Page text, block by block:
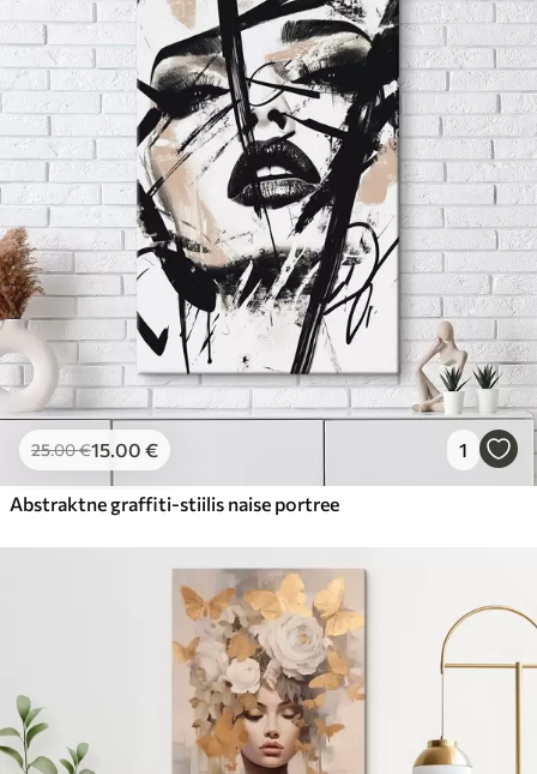
25.00€15.00 € 1
Abstraktne graffiti-stiilis naise portree